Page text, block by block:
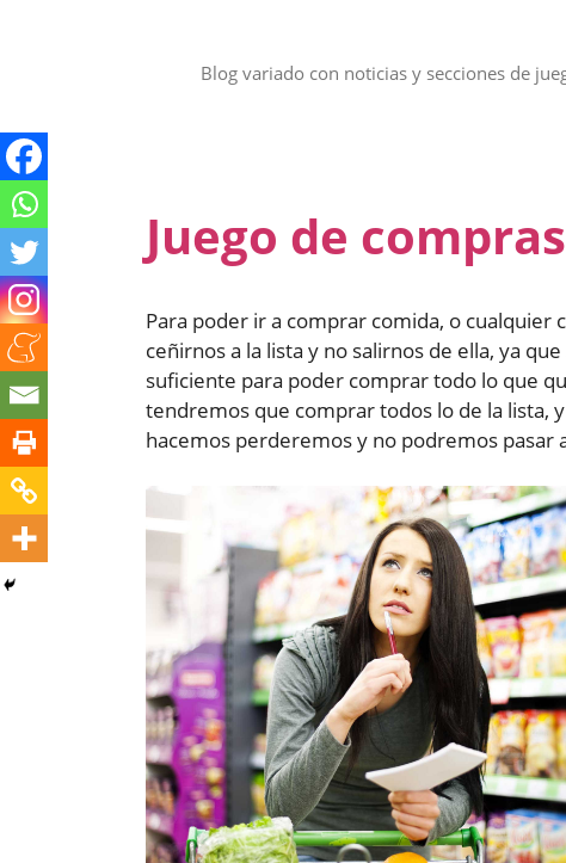
Blog variado con noticias y secciones de
Juego de
Para poder ir a comprar comida, o
ceñirnos a la lista y no salirnos de ella, ya
suficiente para poder comprar todo lo que
tendremos que comprar todos lo de la lista,
hacemos perderemos y no podremos pasar